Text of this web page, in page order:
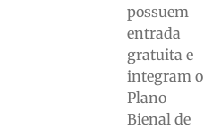
possuem
entrada
gratuita e
integram o
Plano
Bienal de